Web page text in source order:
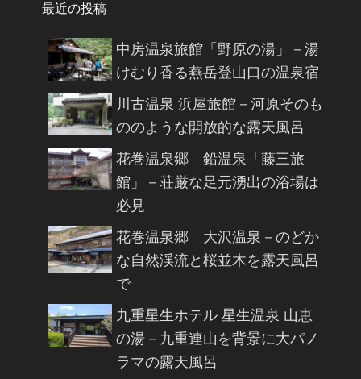
最近の投稿
中房温泉旅館「野原の湯」－湯
けむり香る燕岳登山口の温泉宿
川古温泉 浜屋旅館－河原そのも
ののような開放的な露天風呂
花巻温泉郷 鉛温泉「藤三旅
館」－荘厳な足元湧出の浴場は
必見
花巻温泉郷 大沢温泉－のどか
な自然渓流と桜並木を露天風呂
で
九重星生ホテル 星生温泉 山恵
の湯－九重連山を背景に大パノ
ラマの露天風呂